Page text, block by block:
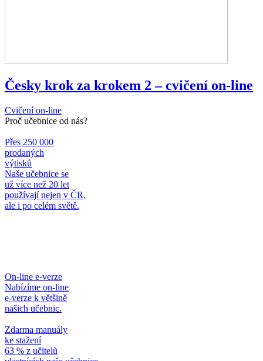
Česky krok za krokem 2 – cvičení on-line
Cvičení on-line
Proč učebnice od nás?
Přes 250 000
prodaných
výtisků
Naše učebnice se
už více než 20 let
používají nejen v ČR,
ale i po celém světě.
On-line e-verze
Nabízíme on-line
e-verze k většině
našich učebnic.
Zdarma manuály
ke stažení
63 % z učitelů